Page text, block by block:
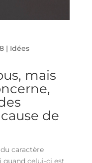
| Idées
mais
de
caractère
quand celui-ci est